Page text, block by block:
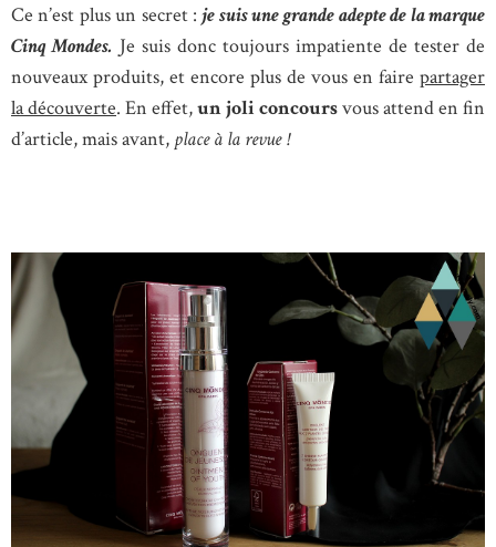
Ce n’est plus un secret :je suis une grande adepte de la marque
Cinq Mondes. Je suis donc toujours impatiente de tester de
nouveaux produits, et encore plus de vous en faire partager
la découverte. En effet,un joli concoursvous attend en fin
d’article, mais avant, place à la revue !